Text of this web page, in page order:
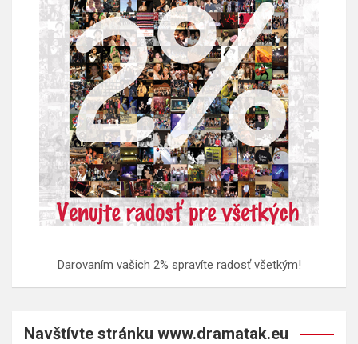
Darovaním vašich 2% spravíte radosť všetkým!
Navštívte stránku www.dramatak.eu